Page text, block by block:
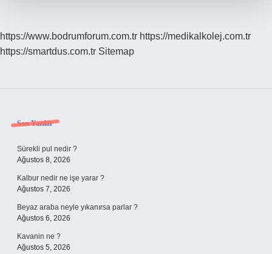
https://www.bodrumforum.com.tr https://medikalkolej.com.tr
https://smartdus.com.tr Sitemap
Sidebar
Son Yazılar
Sürekli pul nedir ?
Ağustos 8, 2026
Kalbur nedir ne işe yarar ?
Ağustos 7, 2026
Beyaz araba neyle yıkanırsa parlar ?
Ağustos 6, 2026
Kavanin ne ?
Ağustos 5, 2026